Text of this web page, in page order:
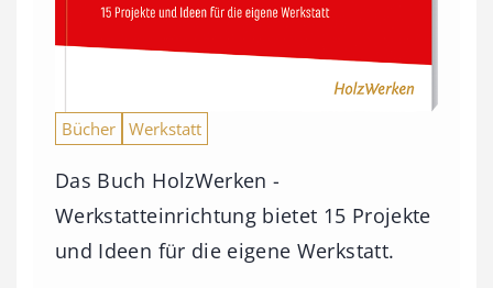
Bücher Werkstatt
Das Buch HolzWerken -
Werkstatteinrichtung bietet 15 Projekte
und Ideen für die eigene Werkstatt.